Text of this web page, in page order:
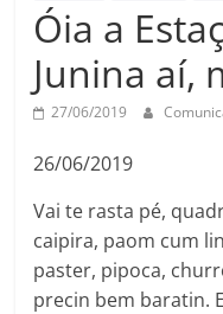
Óia a
Junina aí,
27/06/2019
26/06/2019
Vai te rasta pé,
caipira, paom cum
paster, pipoca,
precin bem baratin.